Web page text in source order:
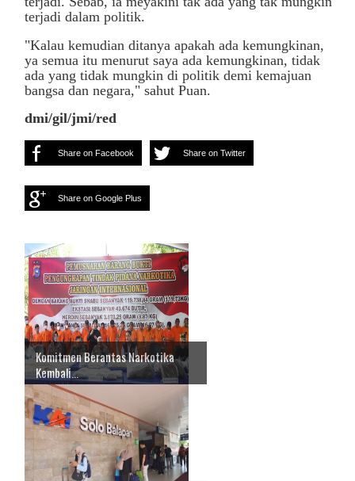
terjadi dalam politik.
"Kalau kemudian ditanya apakah ada kemungkinan,
ya semua itu menurut saya ada kemungkinan, tidak
ada yang tidak mungkin di politik demi kemajuan
bangsa dan negara," sahut Puan.
dmi/gil/jmi/red
Share on Facebook Share on Twitter
Share on Google Plus
Komitmen Berantas Narkotika
Kembali...